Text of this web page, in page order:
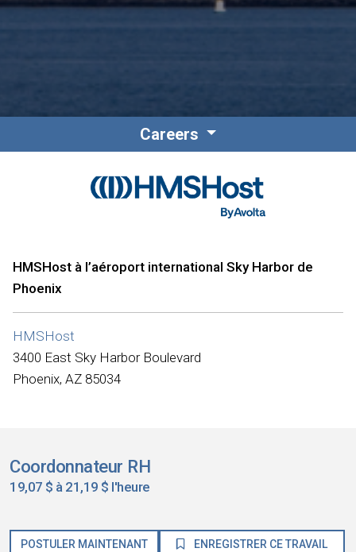
Careers
HMSHost à l’aéroport international Sky Harbor de
Phoenix
HMSHost
3400 East Sky Harbor Boulevard
Phoenix, AZ 85034
Coordonnateur RH
19,07 $ à 21,19 $ l'heure
POSTULER MAINTENANT ENREGISTRER CE TRAVAIL